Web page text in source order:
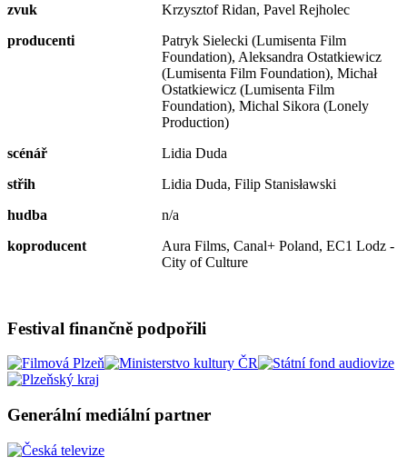
zvuk
Krzysztof Ridan, Pavel Rejholec
producenti
Patryk Sielecki (Lumisenta Film
Foundation), Aleksandra Ostatkiewicz
(Lumisenta Film Foundation), Michał
Ostatkiewicz (Lumisenta Film
Foundation), Michal Sikora (Lonely
Production)
scénář
Lidia Duda
střih
Lidia Duda, Filip Stanisławski
hudba
n/a
koproducent
Aura Films, Canal+ Poland, EC1 Lodz -
City of Culture
Festival finančně podpořili
Generální mediální partner